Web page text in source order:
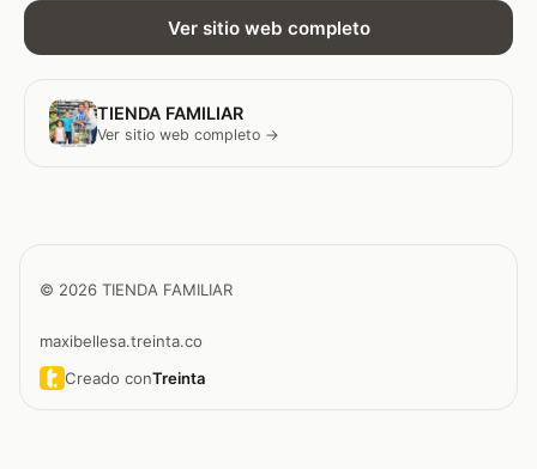
Ver sitio web completo
TIENDA FAMILIAR
Ver sitio web completo →
© 2026 TIENDA FAMILIAR
maxibellesa.treinta.co
Creado conTreinta